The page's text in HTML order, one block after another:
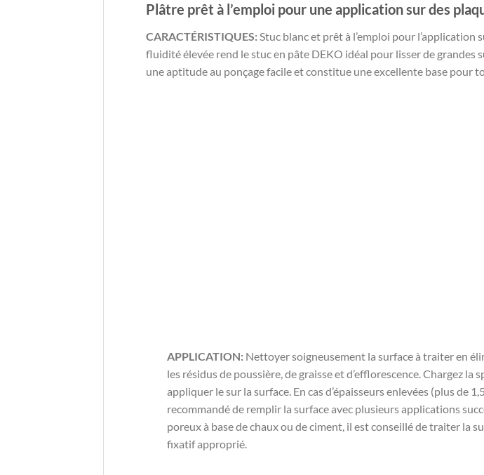
Plâtre prêt à l’emploi pour une application sur des
CARACTÉRISTIQUES:Stuc blanc et prêt à l’emploi pour
fluidité élevée rend le stuc en pâte DEKO idéal pour lisser de
une aptitude au ponçage facile et constitue une excellente base pour
APPLICATION: Nettoyer soigneusement la surface à traiter en
les résidus de poussière, de graisse et d’efflorescence. Chargez la
appliquer le sur la surface. En cas d’épaisseurs enlevées (plus de
recommandé de remplir la surface avec plusieurs applications
poreux à base de chaux ou de ciment, il est conseillé de traiter la
fixatif approprié.